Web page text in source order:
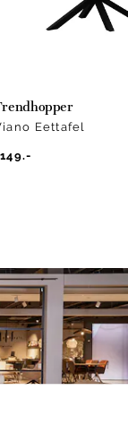
Eettafel